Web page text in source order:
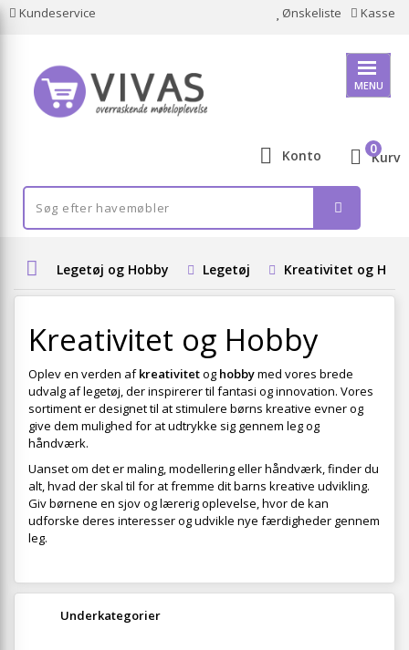
Kundeservice Ønskeliste Kasse
MENU
Konto Kurv
0
Legetøj og Hobby Legetøj Kreativitet og
Kreativitet og Hobby
Oplev en verden afkreativitetog hobbymed vores brede
udvalg af legetøj, der inspirerer til fantasi og innovation. Vores
sortiment er designet til at stimulere børns kreative evner og
give dem mulighed for at udtrykke sig gennem leg og
håndværk.
Uanset om det er maling, modellering eller håndværk, finder du
alt, hvad der skal til for at fremme dit barns kreative udvikling.
Giv børnene en sjov og lærerig oplevelse, hvor de kan
udforske deres interesser og udvikle nye færdigheder gennem
leg.
Underkategorier